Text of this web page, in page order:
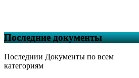
Последние документы
Последнии Документы по всем
категориям